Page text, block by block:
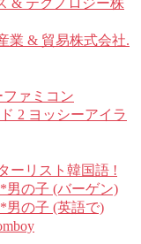
& テクノロジー株
業 & 貿易株式会社.
ァミコン
2 ヨッシーアイラ
ーリスト韓国語 !
男の子 (バーゲン)
男の子 (英語で)